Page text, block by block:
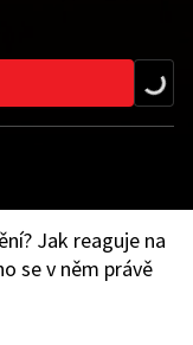
Jak reaguje na
se v něm právě